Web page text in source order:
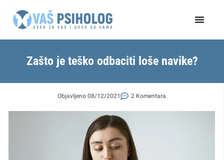
Zašto je teško odbaciti loše navike?
Objavljeno08/12/2021 2 Komentara